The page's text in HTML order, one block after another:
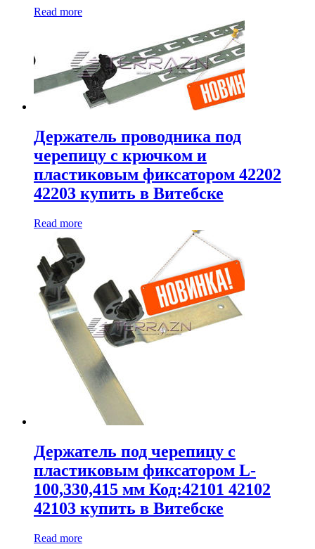
Read more
Держатель проводника под
черепицу с крючком и
пластиковым фиксатором 42202
42203 купить в Витебске
Read more
Держатель под черепицу с
пластиковым фиксатором L-
100,330,415 мм Код:42101 42102
42103 купить в Витебске
Read more